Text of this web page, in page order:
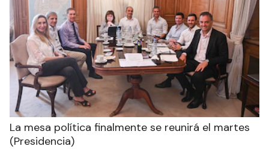
La mesa política finalmente se reunirá el martes
(Presidencia)